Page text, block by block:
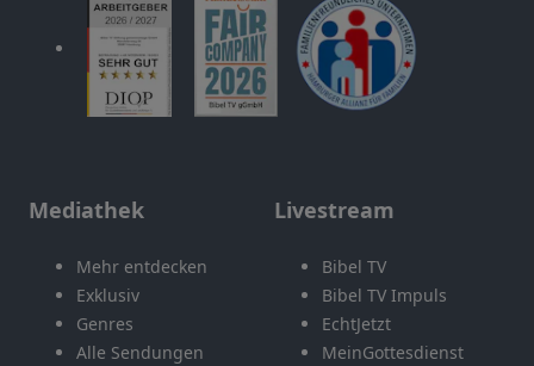
Mediathek
Mehr entdecken
Exklusiv
Genres
Alle Sendungen
Livestream
Bibel TV
Bibel TV Impuls
EchtJetzt
MeinGottesdienst